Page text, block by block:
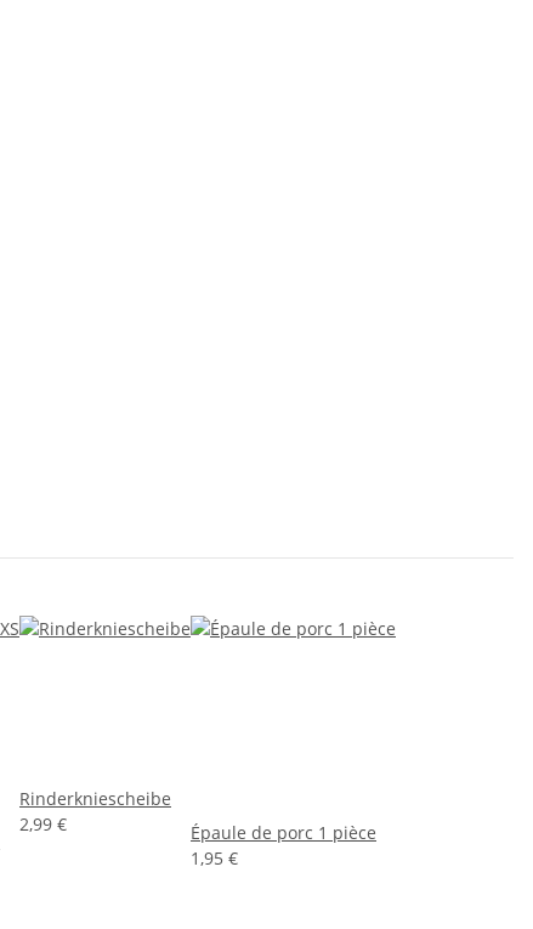
Rinderkniescheibe
2,99 €
Épaule de porc 1 pièce
1,95 €